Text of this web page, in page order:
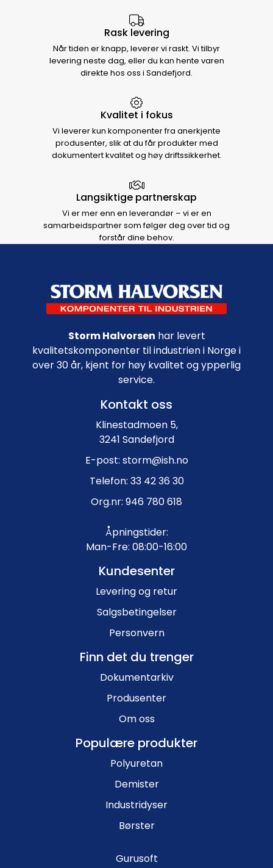
Rask levering
Når tiden er knapp, leverer vi raskt. Vi tilbyr
levering neste dag, eller du kan hente varen
direkte hos oss i Sandefjord.
Kvalitet i fokus
Vi leverer kun komponenter fra anerkjente
produsenter, slik at du får produkter med
dokumentert kvalitet og høy driftssikkerhet.
Langsiktige partnerskap
Vi er mer enn en leverandør – vi er en
samarbeidspartner som følger deg over tid og
forstår dine behov.
Footer navigation
Storm Halvorsen har levert
kvalitetskomponenter til industrien i Norge i
over 30 år, kjent for høy kvalitet og ypperlig
service.
Kontakt oss
Klinestadmoen 5,
3241 Sandefjord
E-post: storm@ish.no
Telefon: 33 42 36 30
Org.nr: 946 780 618
Åpningstider:
Man-Fre: 08:00-16:00
Kundesenter
Levering og retur
Salgsbetingelser
Personvern
Finn det du trenger
Dokumentarkiv
Produsenter
Om oss
Populære produkter
Polyuretan
Demister
Industridyser
Børster
Gurusoft